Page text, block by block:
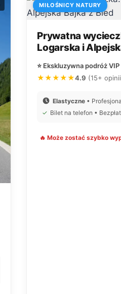
MIŁOŚNICY NATURY
Prywatna
Logarska i
⭐ Ekskluzywna podróż VIP
★★★★★4.9 (15+
Elastyczne •
✓ Bilet na telefon •
🔥 Może zostać szybko